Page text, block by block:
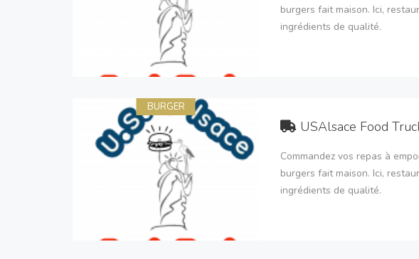
burgers fait maison. Ici,
ingrédients de qualité.
BURGER
USAlsace Food
Commandez vos repas à
burgers fait maison. Ici,
ingrédients de qualité.